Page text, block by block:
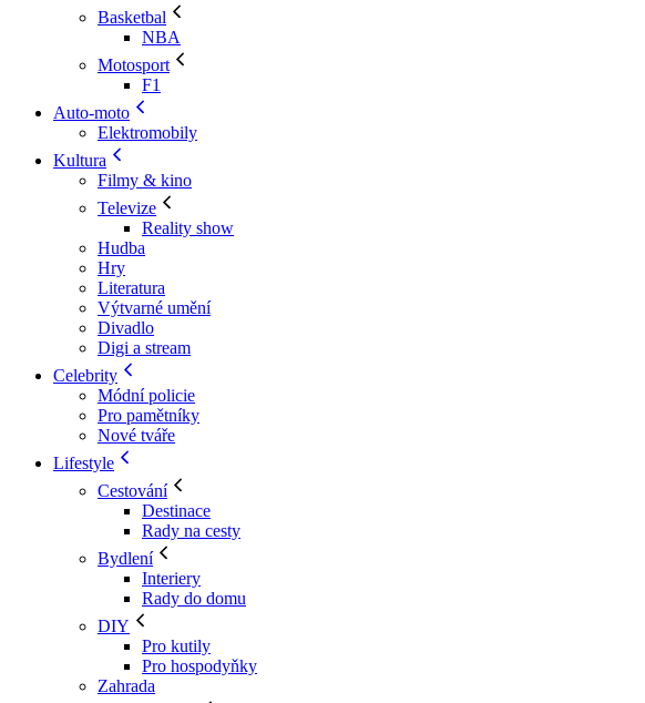
Basketbal
NBA
Motosport
F1
Auto-moto
Elektromobily
Kultura
Filmy & kino
Televize
Reality show
Hudba
Hry
Literatura
Výtvarné umění
Divadlo
Digi a stream
Celebrity
Módní policie
Pro pamětníky
Nové tváře
Lifestyle
Cestování
Destinace
Rady na cesty
Bydlení
Interiery
Rady do domu
DIY
Pro kutily
Pro hospodyňky
Zahrada